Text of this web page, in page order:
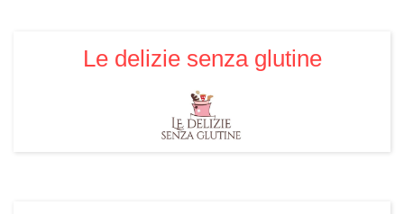
Le delizie senza glutine